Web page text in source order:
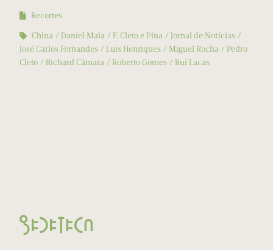
Recortes
China
Daniel Maia F. Cleto e Pina
Jornal de Notícias
José Carlos Fernandes
Luis Henriques Miguel Rocha
Pedro
Cleto
Richard Câmara Roberto Gomes Rui Lacas